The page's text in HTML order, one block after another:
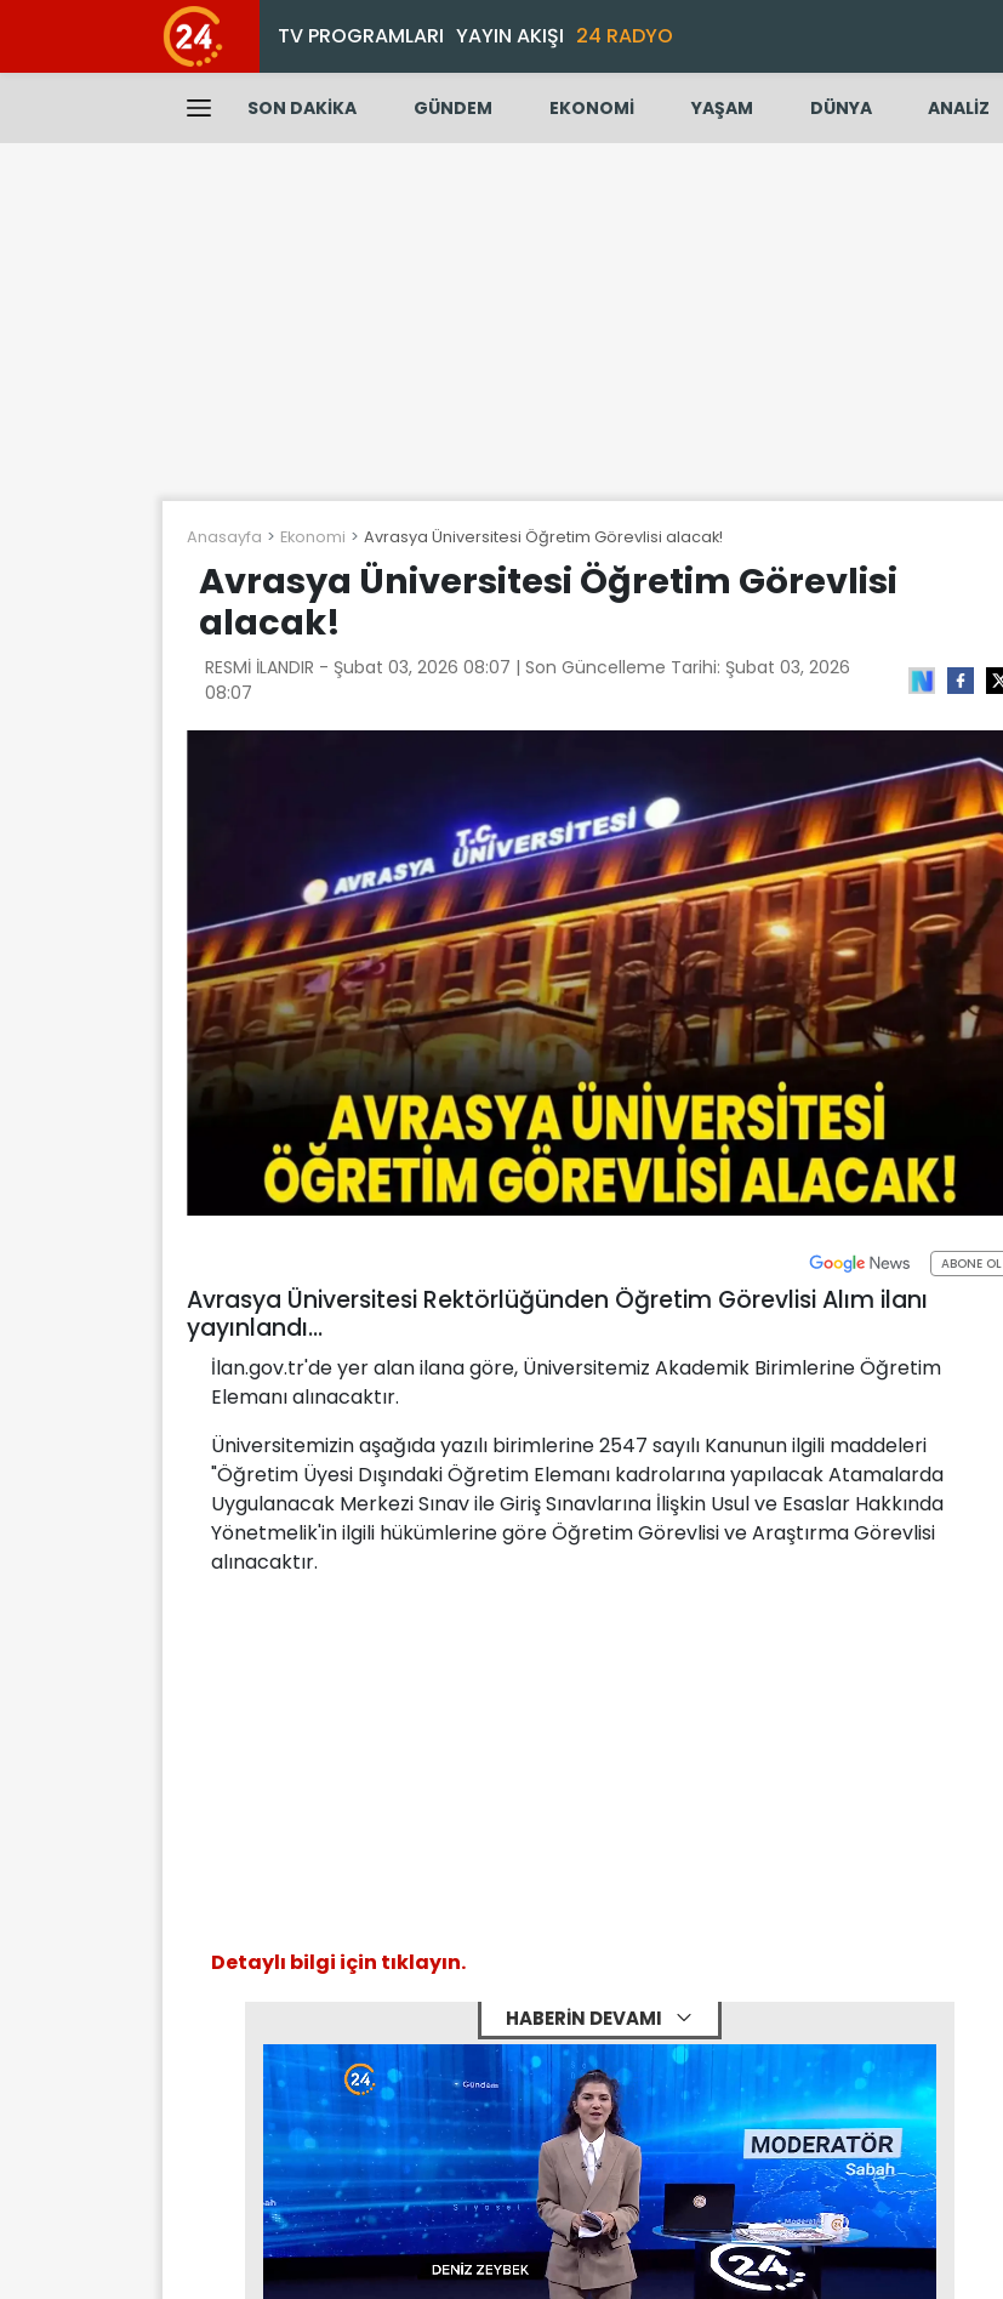
TV PROGRAMLARI YAYIN AKIŞI 24 RADYO
SON DAKİKA GÜNDEM EKONOMİ YAŞAM DÜNYA ANALİZ
Anasayfa Ekonomi Avrasya Üniversitesi Öğretim Görevlisi alacak!
Avrasya Üniversitesi Öğretim Görevlisi
alacak!
RESMİ İLANDIR - Şubat 03, 2026 08:07 | Son Güncelleme Tarihi: Şubat 03, 2026
08:07
ABONE OL
Avrasya Üniversitesi Rektörlüğünden Öğretim Görevlisi Alım ilanı
yayınlandı...
İlan.gov.tr'de yer alan ilana göre, Üniversitemiz Akademik Birimlerine Öğretim
Elemanı alınacaktır.
Üniversitemizin aşağıda yazılı birimlerine 2547 sayılı Kanunun ilgili maddeleri
"Öğretim Üyesi Dışındaki Öğretim Elemanı kadrolarına yapılacak Atamalarda
Uygulanacak Merkezi Sınav ile Giriş Sınavlarına İlişkin Usul ve Esaslar Hakkında
Yönetmelik'in ilgili hükümlerine göre Öğretim Görevlisi ve Araştırma Görevlisi
alınacaktır.
Detaylı bilgi için tıklayın.
HABERİN DEVAMI